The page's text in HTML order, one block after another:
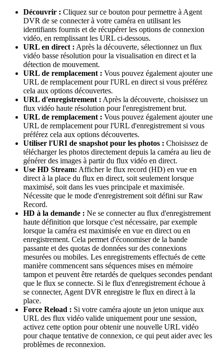
Découvrir : Cliquez sur ce bouton pour permettre à Agent
DVR de se connecter à votre caméra en utilisant les
identifiants fournis et de récupérer les options de connexion
vidéo, en remplissant les URL ci-dessous.
URL en direct : Après la découverte, sélectionnez un flux
vidéo basse résolution pour la visualisation en direct et la
détection de mouvement.
URL de remplacement : Vous pouvez également ajouter une
URL de remplacement pour l'URL en direct si vous préférez
cela aux options découvertes.
URL d'enregistrement : Après la découverte, choisissez un
flux vidéo haute résolution pour l'enregistrement brut.
URL de remplacement : Vous pouvez également ajouter une
URL de remplacement pour l'URL d'enregistrement si vous
préférez cela aux options découvertes.
Utiliser l'URI de snapshot pour les photos : Choisissez de
télécharger les photos directement depuis la caméra au lieu de
générer des images à partir du flux vidéo en direct.
Use HD Stream: Afficher le flux record (HD) en vue en
direct à la place du flux en direct, soit seulement lorsque
maximisé, soit dans les vues principale et maximisée.
Nécessite que le mode d'enregistrement soit défini sur Raw
Record.
HD à la demande : Ne se connecter au flux d'enregistrement
haute définition que lorsque c'est nécessaire, par exemple
lorsque la caméra est maximisée en vue en direct ou en
enregistrement. Cela permet d'économiser de la bande
passante et des quotas de données sur des connexions
mesurées ou mobiles. Les enregistrements effectués de cette
manière commencent sans séquences mises en mémoire
tampon et peuvent être retardés de quelques secondes pendant
que le flux se connecte. Si le flux d'enregistrement échoue à
se connecter, Agent DVR enregistre le flux en direct à la
place.
Force Reload : Si votre caméra ajoute un jeton unique aux
URL des flux vidéo valide uniquement pour une session,
activez cette option pour obtenir une nouvelle URL vidéo
pour chaque tentative de connexion, ce qui peut aider avec les
problèmes de reconnexion.